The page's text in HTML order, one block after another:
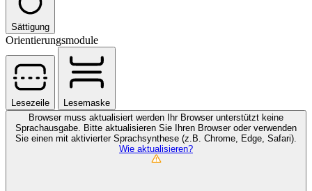
Sättigung
Orientierungsmodule
Lesezeile
Lesemaske
Browser muss aktualisiert werden
Ihr Browser unterstützt keine
Sprachausgabe. Bitte aktualisieren Sie Ihren Browser oder verwenden
Sie einen mit aktivierter Sprachsynthese (z.B. Chrome, Edge, Safari).
Wie aktualisieren?